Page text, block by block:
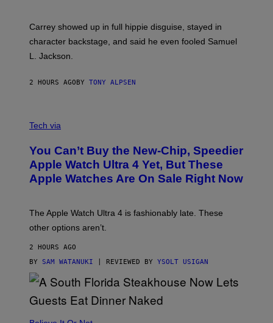
Carrey showed up in full hippie disguise, stayed in
character backstage, and said he even fooled Samuel
L. Jackson.
2 HOURS AGO BY TONY ALPSEN
N
D
E
R
M
L
,
O
T
T
E
P
P
Tech via
You Can’t Buy the New-Chip, Speedier
Apple Watch Ultra 4 Yet, But These
Apple Watches Are On Sale Right Now
The Apple Watch Ultra 4 is fashionably late. These
other options aren’t.
2 HOURS AGO
BY SAM WATANUKI | REVIEWED BY YSOLT USIGAN